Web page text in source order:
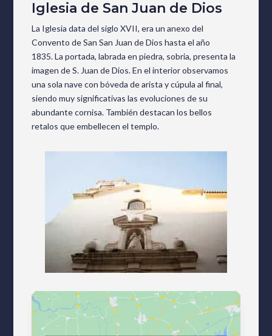
Iglesia de San Juan de Dios
La Iglesia data del siglo XVII, era un anexo del
Convento de San San Juan de Dios hasta el año
1835. La portada, labrada en piedra, sobria, presenta la
imagen de S. Juan de Dios.En el interior observamos
una sola nave con bóveda de arista y cúpula al final,
siendo muy significativas las evoluciones de su
abundante cornisa. También destacan los bellos
retalos que embellecen el templo.